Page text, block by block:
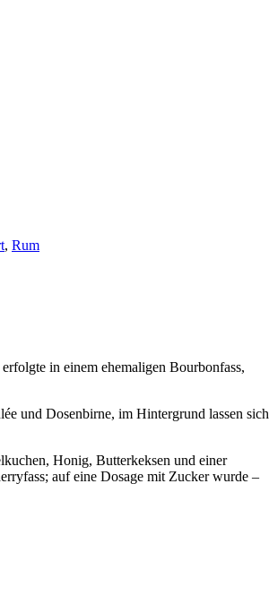
, Rum
in einem ehemaligen Bourbonfass,
und Dosenbirne, im Hintergrund lassen sich
Honig, Butterkeksen und einer
auf eine Dosage mit Zucker wurde –